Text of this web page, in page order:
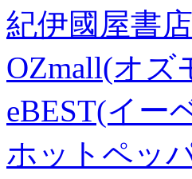
紀伊國屋書
OZmall(オズ
eBEST(イー
ホットペッ